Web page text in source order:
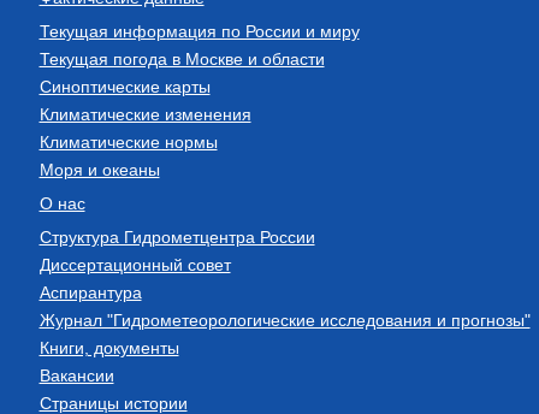
Текущая информация по России и миру
Текущая погода в Москве и области
Синоптические карты
Климатические изменения
Климатические нормы
Моря и океаны
О нас
Структура Гидрометцентра России
Диссертационный совет
Аспирантура
Журнал "Гидрометеорологические исследования и прогнозы"
Книги, документы
Вакансии
Страницы истории